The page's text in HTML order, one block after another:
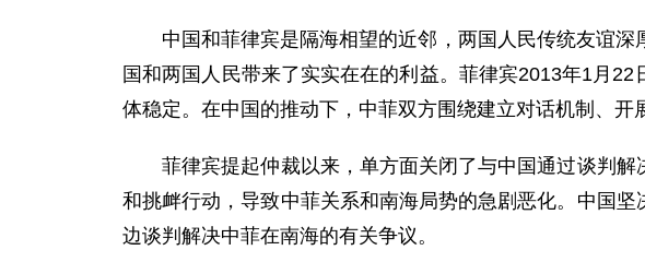
中国和菲律宾是隔海相望的近邻，两国人民传统友谊深
国和两国人民带来了实实在在的利益。菲律宾2013年1月
体稳定。在中国的推动下，中菲双方围绕建立对话机制、开
菲律宾提起仲裁以来，单方面关闭了与中国通过谈判解
和挑衅行动，导致中菲关系和南海局势的急剧恶化。中国
边谈判解决中菲在南海的有关争议。